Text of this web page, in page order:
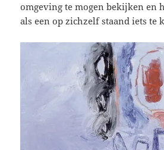
omgeving te mogen bekijken en
als een op zichzelf staand iets te